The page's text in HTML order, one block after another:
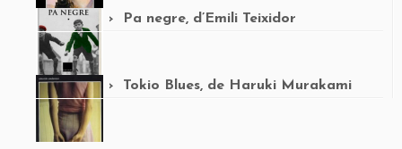
Pa negre, d’Emili Teixidor
Tokio Blues, de Haruki Murakami